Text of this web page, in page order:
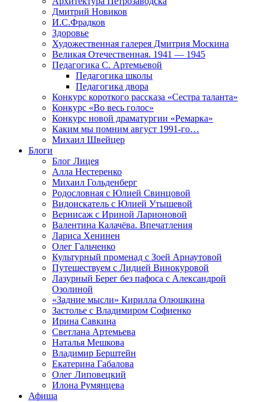
Дмитрий Новиков
И.С.Фрадков
Здоровье
Художественная галерея Дмитрия Москина
Великая Отечественная. 1941 — 1945
Педагогика С. Артемьевой
Педагогика школы
Педагогика двора
Конкурс короткого рассказа «Сестра таланта»
Конкурс «Во весь голос»
Конкурс новой драматургии «Ремарка»
Каким мы помним август 1991-го…
Михаил Швейцер
Блоги
Блог Лицея
Алла Нестеренко
Михаил Гольденберг
Родословная с Юлией Свинцовой
Видоискатель с Юлией Утышевой
Вернисаж с Ириной Ларионовой
Валентина Калачёва. Впечатления
Лариса Хенинен
Олег Гальченко
Культурный променад с Зоей Арнаутовой
Путешествуем с Лидией Винокуровой
Лазурный Берег без пафоса с Александрой
Озолиной
«Задние мысли» Кирилла Олюшкина
Застолье с Владимиром Софиенко
Ирина Савкина
Светлана Артемьева
Наталья Мешкова
Владимир Берштейн
Екатерина Габалова
Олег Липовецкий
Илона Румянцева
Афиша